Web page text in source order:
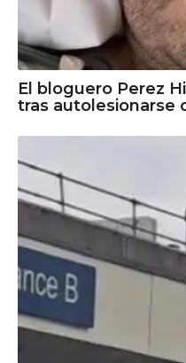
El bloguero Perez
tras autolesionarse